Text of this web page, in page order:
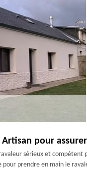
Artisan pour
sérieux et
pour prendre en main le